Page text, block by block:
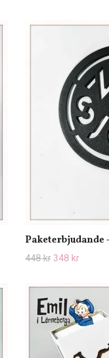
Paketerbjudande -
448 kr 348 kr